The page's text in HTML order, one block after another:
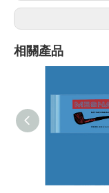
相關產品